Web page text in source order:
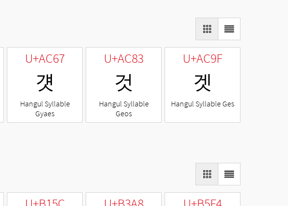
U+AC67
걧
Hangul Syllable
Gyaes
U+AC83
것
Hangul Syllable
Geos
U+AC9F
겟
Hangul Syllable Ges